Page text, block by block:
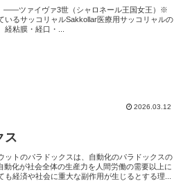
――ツァイヴァ3世（シャロネール王国女王）※
いるサッコリャルSakkollar医療用サッコリャルの
粘膜・経口・...
2026.03.12
ス
トのパラドックスは、自動化のパラドックスの
化が社会全体の生産力を人間労働の需要以上に
経済や社会に重大な副作用が生じるとする理...